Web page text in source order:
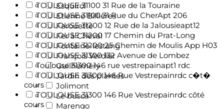
Esquirol
Etienne Billières
Farouette
Fer à Cheval
Fontaine-lestang
François Verdier
Guilheméry
Jardin des plantes
Jolimont
Le busca
Marengo
TOULOUSE 31100 31 Rue de la Touraine
TOULOUSE 31100 31 Rue du CherApt 206
TOULOUSE 31200 12 Rue de la Jalousieapt12
TOULOUSE 31200 17 Chemin du Prat-Long
TOULOUSE 31200 25 Chemin de Moulis App H03
TOULOUSE 31300 132 Avenue de Lombez
Toulouse 31300 146 rue vestrepainapt1 rdc
TOULOUSE 31300 146 Rue Vestrepainrdc c�t�
cours
TOULOUSE 31300 146 Rue Vestrepainrdc côté
cours